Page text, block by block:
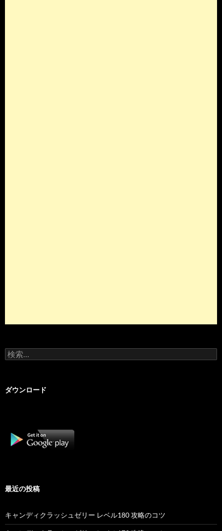
検
索:
ダウンロード
最近の投稿
キャンディクラッシュゼリー レベル180 攻略のコツ